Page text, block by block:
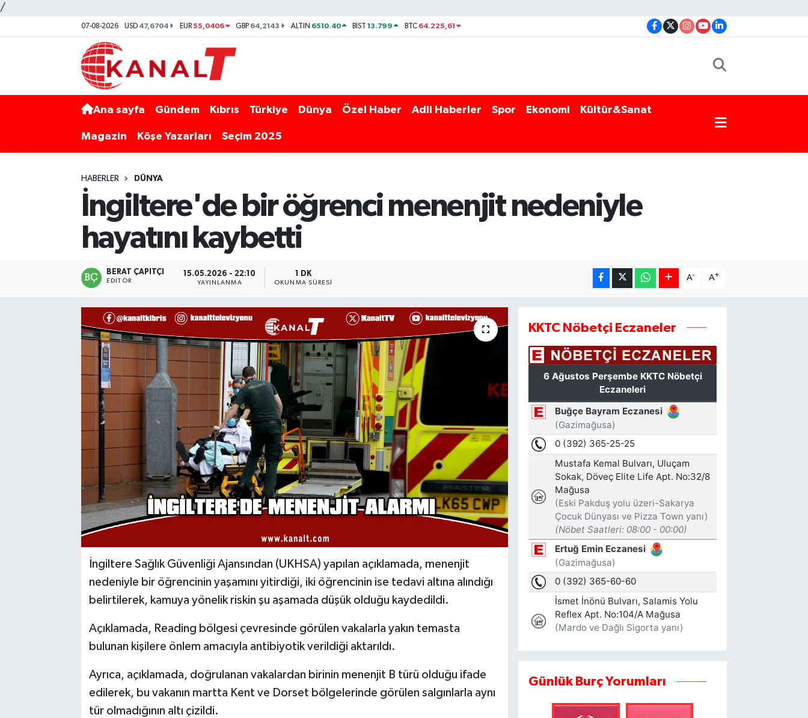
/
07-08-2026 USD 47,6704 EUR55,0406 GBP 64,2143 ALTIN 6510.40 BİST13.799 BTC 64.225,61
Ana sayfa Gündem Kıbrıs Türkiye Dünya Özel Haber Adli Haberler Spor Ekonomi Kültür&Sanat
Magazin Köşe Yazarları Seçim 2025
HABERLER DÜNYA
İngiltere'de bir öğrenci menenjit nedeniyle
hayatını kaybetti
BERAT ÇAPITÇI
EDITÖR
15.05.2026 - 22:10
YAYINLANMA
1 DK
OKUNMA SÜRESI
A- A+
İngiltere Sağlık Güvenliği Ajansından (UKHSA) yapılan açıklamada, menenjit
nedeniyle bir öğrencinin yaşamını yitirdiği, iki öğrencinin ise tedavi altına alındığı
belirtilerek, kamuya yönelik riskin şu aşamada düşük olduğu kaydedildi.
Açıklamada, Reading bölgesi çevresinde görülen vakalarla yakın temasta
bulunan kişilere önlem amacıyla antibiyotik verildiği aktarıldı.
Ayrıca, açıklamada, doğrulanan vakalardan birinin menenjit B türü olduğu ifade
edilerek, bu vakanın martta Kent ve Dorset bölgelerinde görülen salgınlarla aynı
tür olmadığının altı çizildi.
KKTC Nöbetçi Eczaneler
Günlük Burç Yorumları